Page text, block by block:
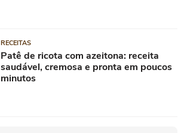
RECEITAS
Patê de ricota com azeitona: receita
saudável, cremosa e pronta em poucos
minutos